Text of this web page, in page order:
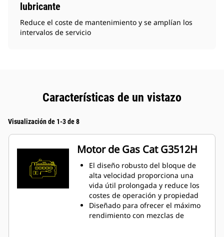
lubricante
Reduce el coste de mantenimiento y se amplían los
intervalos de servicio
Características de un vistazo
Visualización de 1-3 de 8
Motor de Gas Cat G3512H
El diseño robusto del bloque de
alta velocidad proporciona una
vida útil prolongada y reduce los
costes de operación y propiedad
Diseñado para ofrecer el máximo
rendimiento con mezclas de